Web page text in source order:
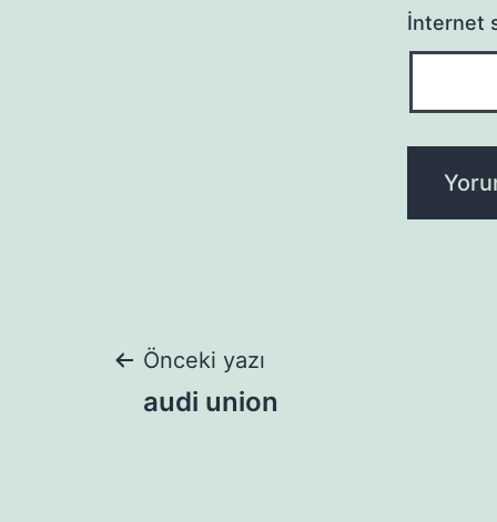
İnternet
Yazı
Önceki yazı
audi union